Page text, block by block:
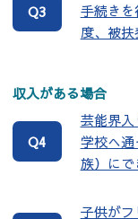
Q3
手続き
度、被扶
収入がある場合
Q4
芸能界
学校へ
族）にで
子供が